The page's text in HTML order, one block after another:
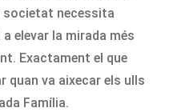
societat necessita
elevar la mirada més
Exactament el que
quan va aixecar els ulls
Família.